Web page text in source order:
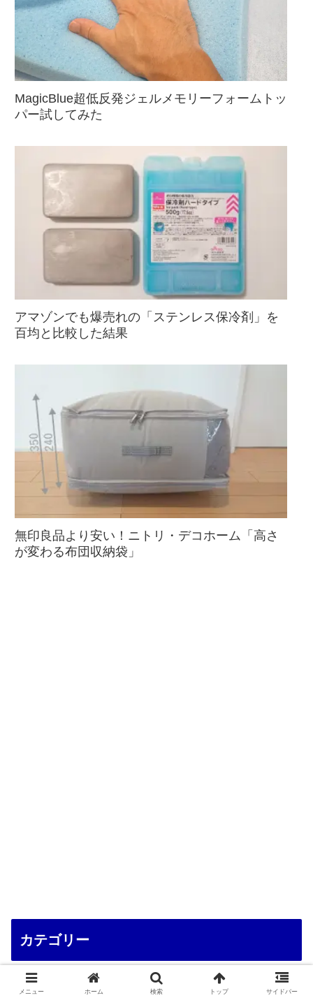
MagicBlue超低反発ジェルメモリーフォームトッ
パー試してみた
アマゾンでも爆売れの「ステンレス保冷剤」を
百均と比較した結果
無印良品より安い！ニトリ・デコホーム「高さ
が変わる布団収納袋」
カテゴリー
収納のコツ 88
メニュー ホーム 検索 トップ サイドバー